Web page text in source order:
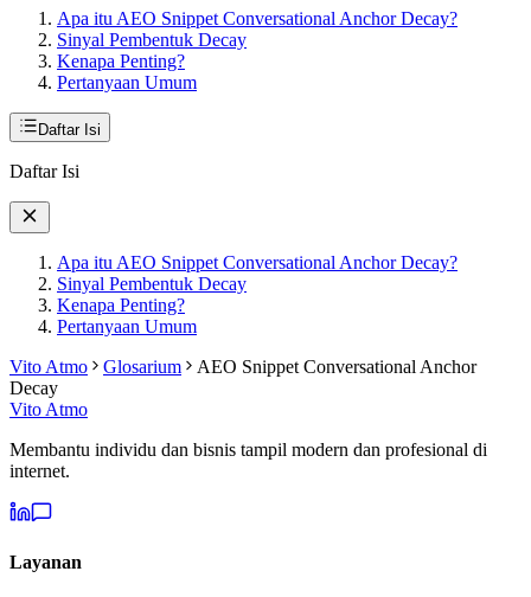
Apa itu AEO Snippet Conversational Anchor Decay?
Sinyal Pembentuk Decay
Kenapa Penting?
Pertanyaan Umum
Daftar Isi
Daftar Isi
Apa itu AEO Snippet Conversational Anchor Decay?
Sinyal Pembentuk Decay
Kenapa Penting?
Pertanyaan Umum
Vito Atmo
Glosarium
AEO Snippet Conversational Anchor
Decay
Vito Atmo
Membantu individu dan bisnis tampil modern dan profesional di
internet.
Layanan